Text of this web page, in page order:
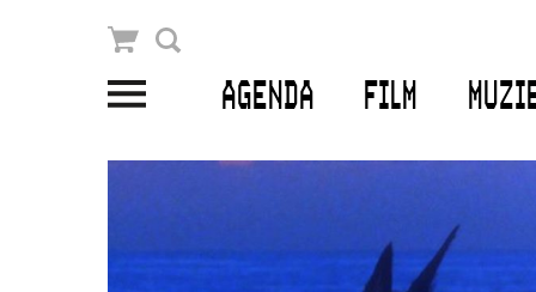
AGENDA FILM
Winkelmandje
PLAN JE BEZOEK
Bereikbaarheid